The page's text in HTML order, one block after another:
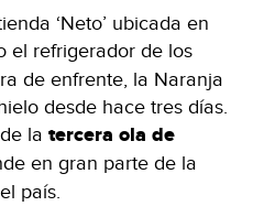
‘Neto’ ubicada en
el refrigerador de los
de enfrente, la Naranja
desde hace tres días.
la tercera ola de
en gran parte de la
país.